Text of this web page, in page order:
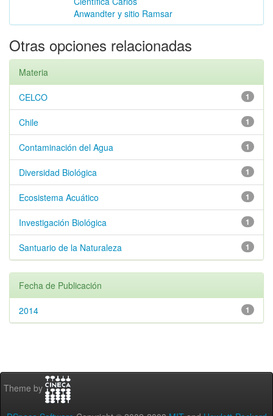
Anwandter y sitio Ramsar
Otras opciones relacionadas
Materia
1
CELCO
1
Chile
1
Contaminación del Agua
1
Diversidad Biológica
1
Ecosistema Acuático
1
Investigación Biológica
1
Santuario de la Naturaleza
Fecha de Publicación
1
2014
Theme by